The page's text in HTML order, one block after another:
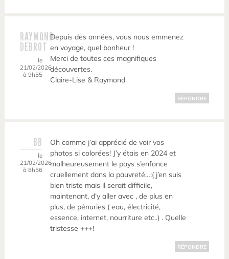
RAYMOND
DEBROT
le
21/02/2026
à 9h55
Depuis des années, vous nous emmenez
en voyage, quel bonheur !
Merci de toutes ces magnifiques
découvertes.
Claire-Lise & Raymond
RÉPONDRE
BB
le
21/02/2026
à 8h56
Oh comme j’ai apprécié de voir vos
photos si colorées! J’y étais en 2024 et
malheureusement le pays s’enfonce
cruellement dans la pauvreté…:( j’en suis
bien triste mais il serait difficile,
maintenant, d’y aller avec , de plus en
plus, de pénuries ( eau, électricité,
essence, internet, nourriture etc..) . Quelle
tristesse +++!
RÉPONDRE